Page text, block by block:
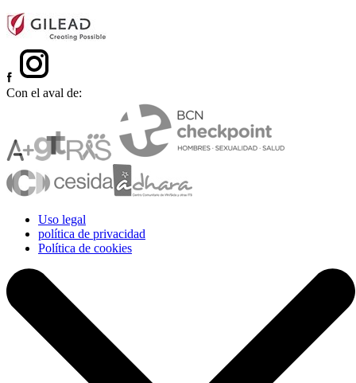
Con el aval de:
Uso legal
política de privacidad
Política de cookies